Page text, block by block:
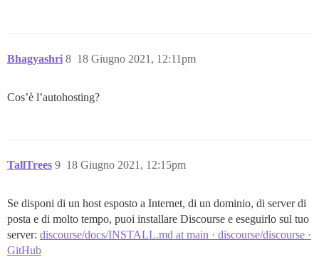
Bhagyashri 18 Giugno 2021, 12:11pm
8
Cos’è l’autohosting?
TallTrees 18 Giugno 2021, 12:15pm
9
Se disponi di un host esposto a Internet, di un dominio, di server di
posta e di molto tempo, puoi installare Discourse e eseguirlo sul tuo
server: discourse/docs/INSTALL.md at main · discourse/discourse ·
GitHub